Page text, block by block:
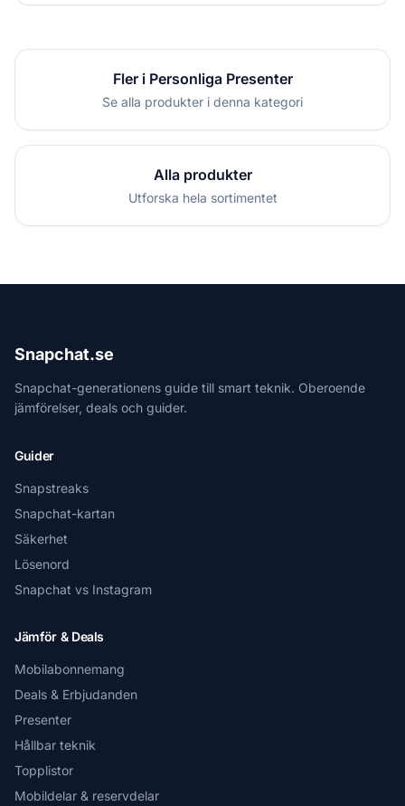
Fler i Personliga Presenter
Se alla produkter i denna kategori
Alla produkter
Utforska hela sortimentet
Snapchat.se
Snapchat-generationens guide till smart teknik. Oberoende
jämförelser, deals och guider.
Guider
Snapstreaks
Snapchat-kartan
Säkerhet
Lösenord
Snapchat vs Instagram
Jämför & Deals
Mobilabonnemang
Deals & Erbjudanden
Presenter
Hållbar teknik
Topplistor
Mobildelar & reservdelar